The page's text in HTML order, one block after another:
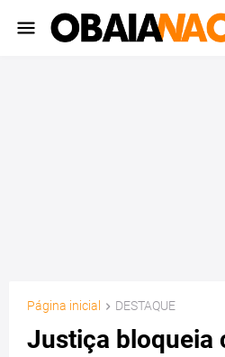
Página inicial DESTAQUE
Justiça bloqueia